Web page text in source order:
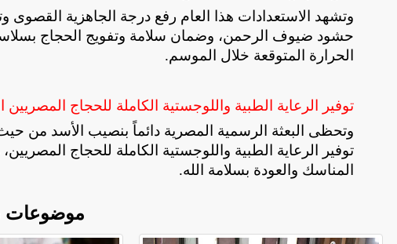
وتشهد الاستعدادات هذا العام رفع درجة الجاهزية القصوى
حشود ضيوف الرحمن، وضمان سلامة وتفويج الحجاج
الحرارة المتوقعة خلال الموسم.
توفير الرعاية الطبية واللوجستية الكاملة للحجاج المصريين
وتحظى البعثة الرسمية المصرية دائماً بنصيب الأسد من
توفير الرعاية الطبية واللوجستية الكاملة للحجاج
المناسك والعودة بسلامة الله.
موضوعات